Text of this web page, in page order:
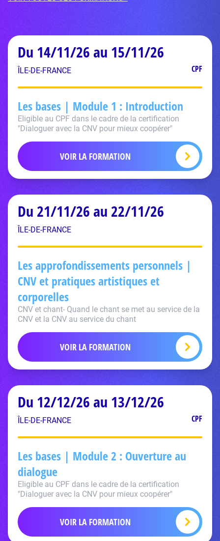
Du 14/11/26 au 15/11/26
ÎLE-DE-FRANCE CPF
Les bases | Module 1 : Introduction
Eligible au CPF dans le cadre de la certification
"Dialoguer avec la CNV pour mieux coopérer"
VOIR LA FORMATION
Du 21/11/26 au 22/11/26
ÎLE-DE-FRANCE
Les approfondissements personnels |
CNV et pratiques artistiques et
corporelles
CNV et chant- Quand le chant se met au service de la
CNV et la CNV au service du chant
VOIR LA FORMATION
Du 12/12/26 au 13/12/26
ÎLE-DE-FRANCE CPF
Les bases | Module 2 : Ouverture au
dialogue
Eligible au CPF dans le cadre de la certification
"Dialoguer avec la CNV pour mieux coopérer"
VOIR LA FORMATION